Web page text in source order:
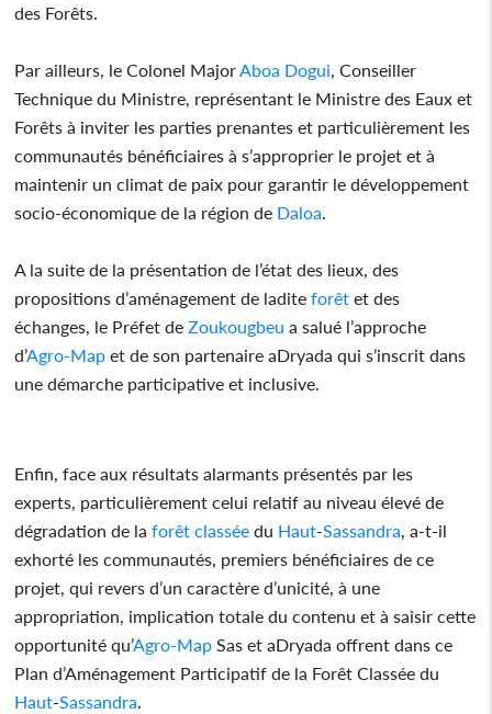
des Forêts.
Par ailleurs, le Colonel MajorAboa Dogui, Conseiller
Technique du Ministre, représentant le Ministre des Eaux et
Forêts à inviter les parties prenantes et particulièrement les
communautés bénéficiaires à s’approprier le projet et à
maintenir un climat de paix pour garantir le développement
socio-économique de la région de Daloa.
A la suite de la présentation de l’état des lieux, des
propositions d’aménagement de laditeforêt et des
échanges, le Préfet deZoukougbeu a salué l’approche
d’Agro-Map et de son partenaire aDryada qui s’inscrit dans
une démarche participative et inclusive.
Enfin, face aux résultats alarmants présentés par les
experts, particulièrement celui relatif au niveau élevé de
dégradation de laforêt classée du Haut-Sassandra, a-t-il
exhorté les communautés, premiers bénéficiaires de ce
projet, qui revers d’un caractère d’unicité, à une
appropriation, implication totale du contenu et à saisir cette
opportunité qu’Agro-Map Sas et aDryada offrent dans ce
Plan d’Aménagement Participatif de la Forêt Classée du
Haut-Sassandra.